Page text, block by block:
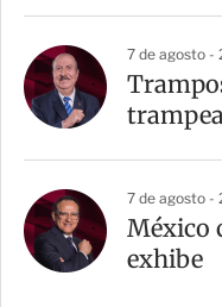
7 de agosto -
7 de agosto -
México
exhibe